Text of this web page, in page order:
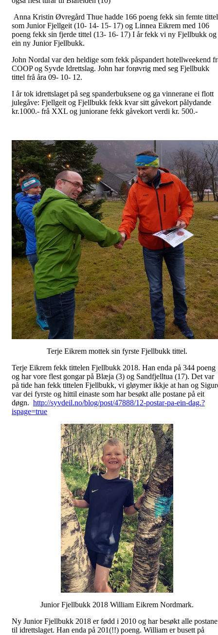
Anna Kristin Øvregård Thue hadde 166 poeng fekk sin femte tittel
som Junior Fjellgeit (10- 14- 15- 17) og Linnea Eikrem med 106
poeng fekk sin fjerde tittel (13- 16- 17) I år fekk vi ny Fjellbukk og
ein ny Junior Fjellbukk.
John Nordal var den heldige som fekk påspandert hotellweekend
COOP og Syvde Idrettslag. John har forøvrig med seg Fjellbukk
tittel frå åra 09- 10- 12.
I år tok idrettslaget på seg spanderbuksene og ga vinnerane ei flott
julegåve: Fjellgeit og Fjellbukk fekk kvar sitt gåvekort pålydande
kr.1000.- frå XXL og juniorane fekk gåvekort verdi kr. 500.-
Terje Eikrem mottek sin fyrste Fjellbukk tittel.
Terje Eikrem fekk tittelen Fjellbukk 2018. Han enda på 344 poeng
og har vore flest gongar på Blæja (3) og Sandfjelltua (17). Det var
på tide han fekk tittelen Fjellbukk, vi gløymer ikkje at han og
var dei fyrste og hittil einaste som har besøkt alle postane på eit
døgn. http://syvdeil.no/blog/post/47888/12-postar-pa-ein-dag.?
ispage=true
Junior Fjellbukk 2018 William Eikrem Nordmark.
Ny Junior Fjellbukk 2018 er fødd i 2010 og har besøkt alle postane
til idrettslaget. Han enda på 201(!!) poeng. William er busett på